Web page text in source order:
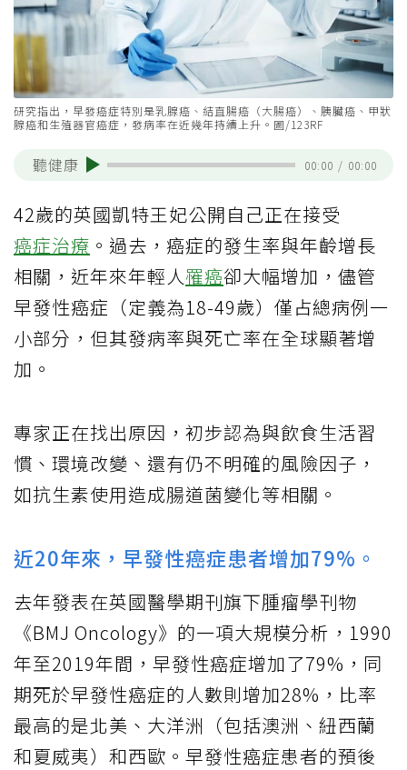
研究指出，早發癌症特別是乳腺癌、結直腸癌（大腸癌）、胰臟癌、甲狀
腺癌和生殖器官癌症，發病率在近幾年持續上升。圖/123RF
聽健康 00:00 / 00:00
42歲的英國凱特王妃公開自己正在接受
癌症治療 。過去，癌症的發生率與年齡增長
相關，近年來年輕人罹癌卻大幅增加，儘管
早發性癌症（定義為18-49歲）僅占總病例一
小部分，但其發病率與死亡率在全球顯著增
加。
專家正在找出原因，初步認為與飲食生活習
慣、環境改變、還有仍不明確的風險因子，
如抗生素使用造成腸道菌變化等相關。
近20年來，早發性癌症患者增加79%。
去年發表在英國醫學期刊旗下腫瘤學刊物
《BMJ Oncology》的一項大規模分析，1990
年至2019年間，早發性癌症增加了79%，同
期死於早發性癌症的人數則增加28%，比率
最高的是北美、大洋洲（包括澳洲、紐西蘭
和夏威夷）和西歐。早發性癌症患者的預後